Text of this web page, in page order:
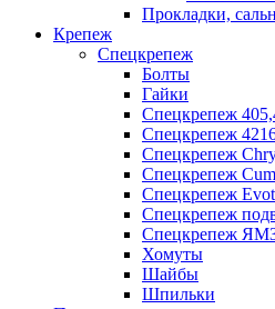
Прокладки,
Крепеж
Спецкрепеж
Болты
Гайки
Спецкрепеж
Спецкрепеж
Спецкрепеж
Спецкрепеж
Спецкрепеж
Спецкрепеж
Спецкрепеж
Хомуты
Шайбы
Шпильки